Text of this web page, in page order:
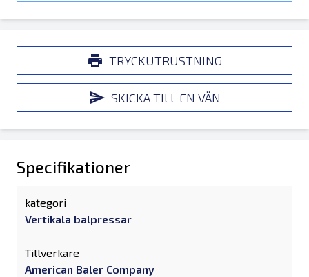
TRYCKUTRUSTNING
SKICKA TILL EN VÄN
Specifikationer
kategori
Vertikala balpressar
Tillverkare
American Baler Company